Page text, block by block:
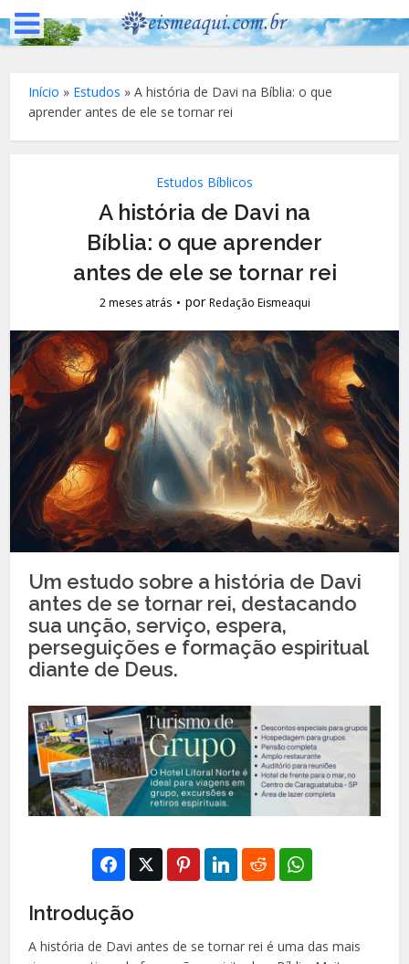
Início » Estudos »A história de Davi na Bíblia: o que
aprender antes de ele se tornar rei
Estudos Bíblicos
A história de Davi na
Bíblia: o que aprender
antes de ele se tornar rei
2 meses atrás porRedação Eismeaqui
Um estudo sobre a história de Davi
antes de se tornar rei, destacando
sua unção, serviço, espera,
perseguições e formação espiritual
diante de Deus.
Introdução
A história de Davi antes de se tornar rei é uma das mais